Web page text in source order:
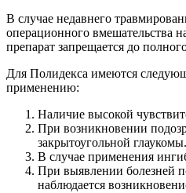
В случае недавнего
операционного вмешательства
препарат запрещается до
Для Полидекса имеются
применению:
Наличие высокой
При возникновении
закрытоугольной глаукомы.
В случае применения
При выявлении болезней
наблюдается